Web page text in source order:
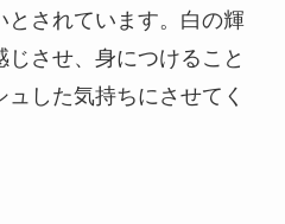
とされています。白の輝
させ、身につけること
した気持ちにさせてく